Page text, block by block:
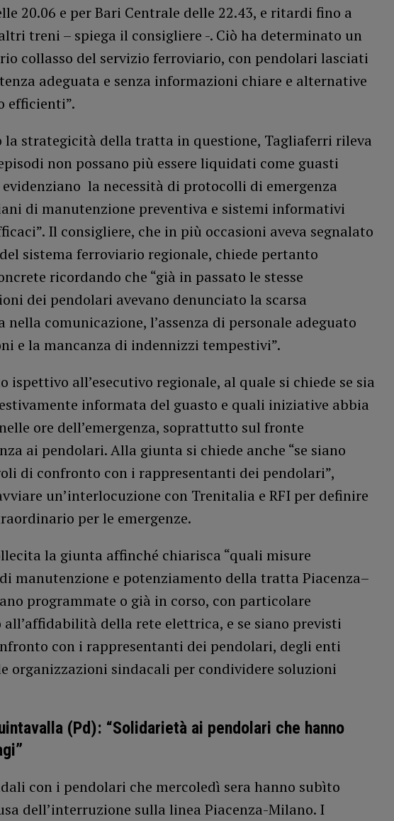
20.06 e per Bari Centrale delle 22.43, e ritardi fino a
treni – spiega il consigliere -. Ciò ha determinato un
collasso del servizio ferroviario, con pendolari lasciati
adeguata e senza informazioni chiare e alternative
efficienti”.
la strategicità della tratta in questione, Tagliaferri rileva
non possano più essere liquidati come guasti
la necessità di protocolli di emergenza
di manutenzione preventiva e sistemi informativi
Il consigliere, che in più occasioni aveva segnalato
sistema ferroviario regionale, chiede pertanto
ricordando che “già in passato le stesse
dei pendolari avevano denunciato la scarsa
nella comunicazione, l’assenza di personale adeguato
e la mancanza di indennizzi tempestivi”.
ispettivo all’esecutivo regionale, al quale si chiede se sia
informata del guasto e quali iniziative abbia
ore dell’emergenza, soprattutto sul fronte
ai pendolari. Alla giunta si chiede anche “se siano
di confronto con i rappresentanti dei pendolari”,
un’interlocuzione con Trenitalia e RFI per definire
per le emergenze.
la giunta affinché chiarisca “quali misure
manutenzione e potenziamento della tratta Piacenza–
programmate o già in corso, con particolare
della rete elettrica, e se siano previsti
con i rappresentanti dei pendolari, degli enti
organizzazioni sindacali per condividere soluzioni
(Pd): “Solidarietà ai pendolari che hanno
con i pendolari che mercoledì sera hanno subìto
dell’interruzione sulla linea Piacenza-Milano. I